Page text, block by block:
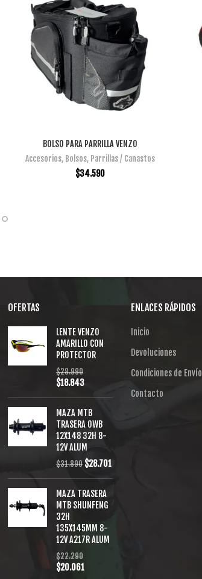
AÑADIR AL CARRITO
BOLSO PARA PARRILLA VENZO
Accesorios, Bolsos, Parrillas / Canastos
$34.590
OFERTAS
LENTE VENZO
AMARILLO CON
PROTECTOR
$28.990
$18.843
MAZA MTB
TRASERA OWB
12X148 32H 8-
12V ALUM
$31.890 $28.701
MAZA TRASERA
MTB SHUNFENG
32H
135X145MM 8-
12V A217R ALUM
$22.290
$20.061
ENLACES RÁPIDOS
Inicio
Devoluciones
Condiciones de Envío
Contacto